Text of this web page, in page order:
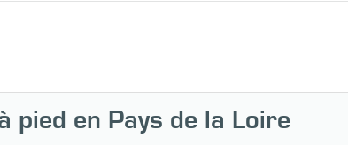
pied en Pays de la Loire